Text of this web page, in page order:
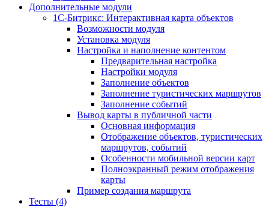
Дополнительные модули
1С-Битрикс: Интерактивная карта объектов
Возможности модуля
Установка модуля
Настройка и наполнение контентом
Предварительная настройка
Настройки модуля
Заполнение объектов
Заполнение туристических маршрутов
Заполнение событий
Вывод карты в публичной части
Основная информация
Отображение объектов, туристических
маршрутов, событий
Особенности мобильной версии карт
Полноэкранный режим отображения
карты
Пример создания маршрута
Тесты (4)